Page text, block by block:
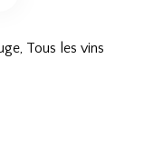
, Tous les vins